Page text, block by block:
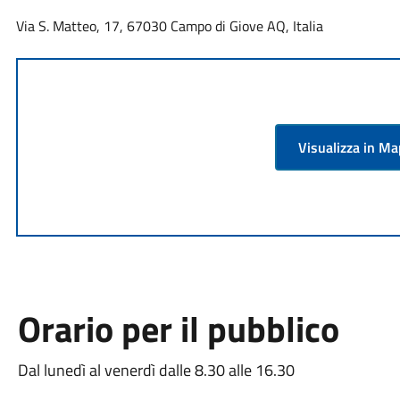
Via S. Matteo, 17, 67030 Campo di Giove AQ, Italia
Visualizza in
Orario per il pubblico
Dal lunedì al venerdì dalle 8.30 alle 16.30